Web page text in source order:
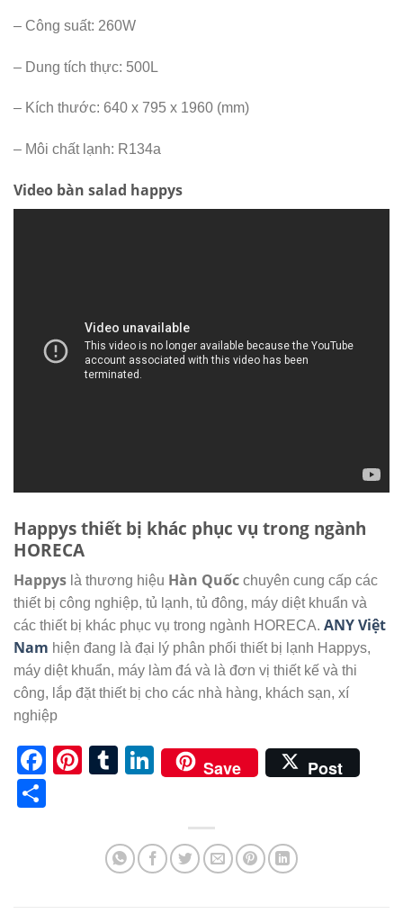
– Công suất: 260W
– Dung tích thực: 500L
– Kích thước: 640 x 795 x 1960 (mm)
– Môi chất lạnh: R134a
Video bàn salad happys
Happys thiết bị khác phục vụ trong ngành
HORECA
Happys là thương hiệu Hàn Quốc chuyên cung cấp các
thiết bị công nghiệp, tủ lạnh, tủ đông, máy diệt khuẩn và
các thiết bị khác phục vụ trong ngành HORECA. ANY Việt
Nam hiện đang là đại lý phân phối thiết bị lạnh Happys,
máy diệt khuẩn, máy làm đá và là đơn vị thiết kế và thi
công, lắp đặt thiết bị cho các nhà hàng, khách sạn, xí
nghiệp
Facebook
Pinterest
Tumblr
LinkedIn
Save Post